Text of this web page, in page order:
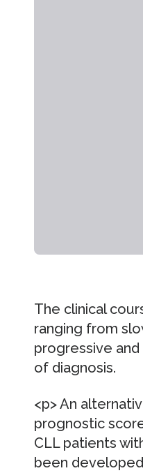
The clinical
ranging from
progressive
of diagnosis.
<p> An
prognostic
CLL patients
been